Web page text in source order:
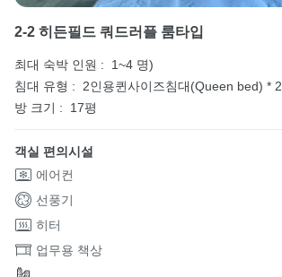
2-2 히든필드 쿼드러플 룸타입
최대 숙박 인원 :
1~4 명)
침대 유형 :
2인용퀸사이즈침대(Queen bed) * 2
방 크기 :
17평
객실 편의시설
에어컨
선풍기
히터
업무용 책상